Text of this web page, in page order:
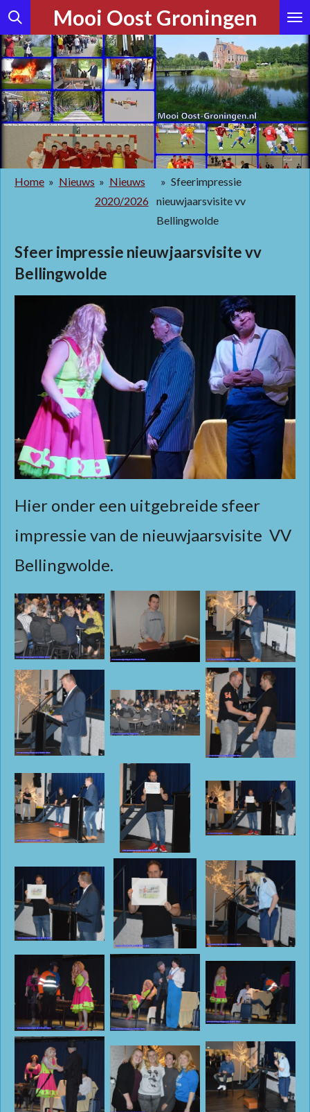
Ga
direct
naar
de
hoofdinhoud
Mooi Oost Groningen
Home » Nieuws » Nieuws
2020/2026
» Sfeerimpressie
nieuwjaarsvisite vv
Bellingwolde
Sfeer impressie nieuwjaarsvisite vv
Bellingwolde
Hier onder een uitgebreide sfeer
impressie van de nieuwjaarsvisite VV
Bellingwolde.